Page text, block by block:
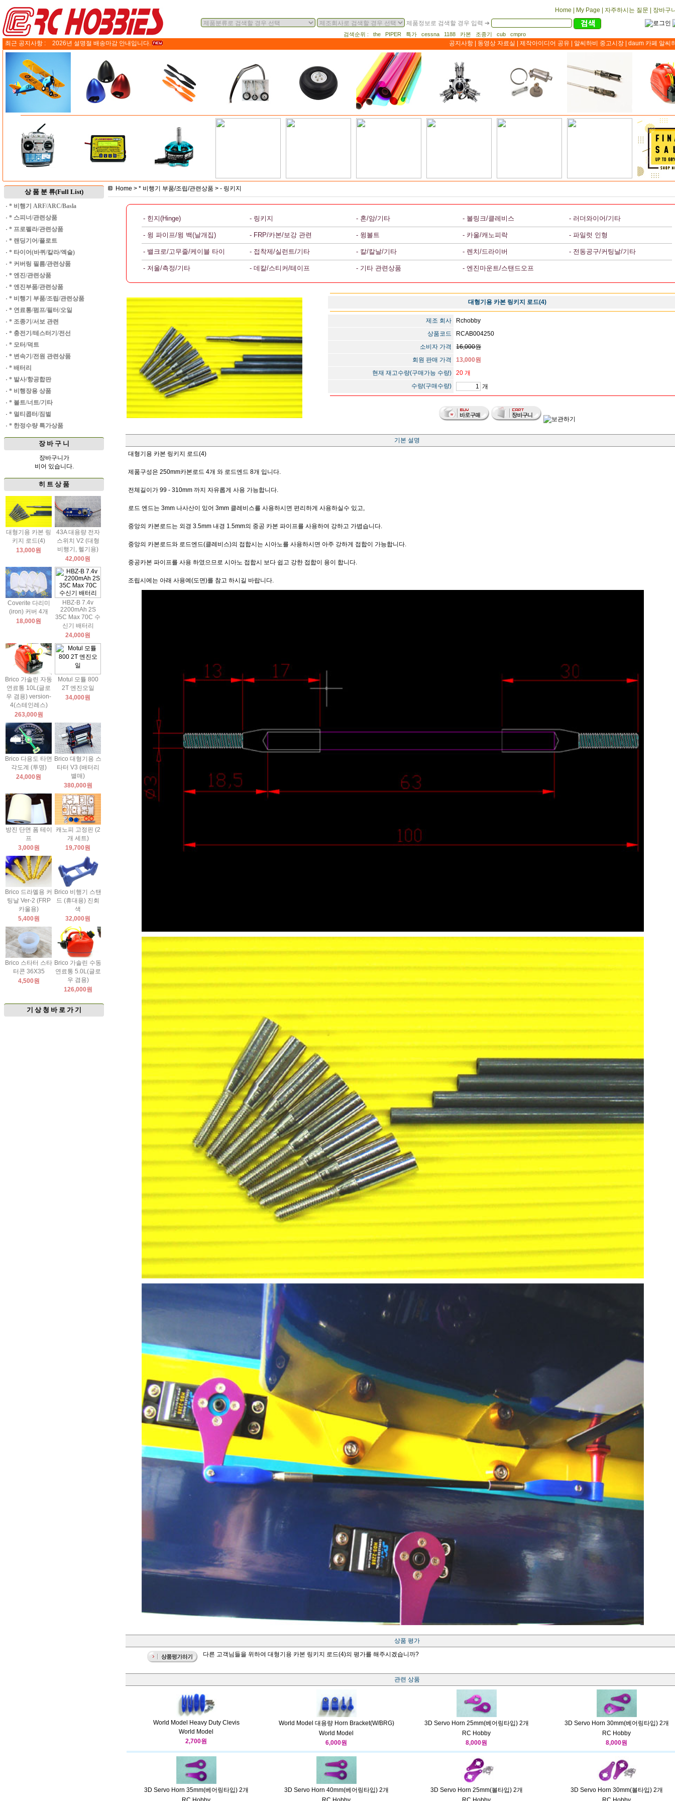
Home My Page 자주하시는 질문
장바구
제품정보로 검색할 경우 입력 ➔
검색순위 : the PIPER 특가 cessna 1188 카본 조종기 cub cmpro
최근 공지사항 : 2026년 설명절 배송마감 안내입니다. 공지사항 동영상 자료실 제작아이디어 공유 알씨하비 중고시장 daum 카페 알씨
상 품 분 류(Full List)
· * 비행기 ARF/ARC/Basla
· * 스피너/관련상품
· * 프로펠라/관련상품
· * 랜딩기어/플로트
· * 타이어(바퀴/칼라/엑슬)
· * 커버링 필름/관련상품
· * 엔진/관련상품
· * 엔진부품/관련상품
· * 비행기 부품/조립/관련상품
· * 연료통/펌프/필터/오일
· * 조종기/서보 관련
· * 충전기/테스터기/전선
· * 모터/덕트
· * 변속기/전원 관련상품
· * 배터리
· * 발사/항공합판
· * 비행장용 상품
· * 볼트/너트/기타
· * 멀티콥터/짐벌
· * 한정수량 특가상품
장 바 구 니
장바구니가
비어 있습니다.
히 트 상 품
대형기용 카본 링
키지 로드(4)
13,000원
43A 대용량 전자
스위치 V2 (대형
비행기, 헬기용)
42,000원
Coverite 다리미
(iron) 커버 4개
18,000원
HBZ-B 7.4v
2200mAh 2S
35C Max 70C 수
신기 배터리
24,000원
Brico 가솔린 자동
연료통 10L(글로
우 겸용) version-
4(스테인레스)
263,000원
Motul 모튤 800
2T 엔진오일
34,000원
Brico 다용도 타면
각도계 (투명)
24,000원
Brico 대형기용 스
타터 V3 (배터리
별매)
380,000원
방진 단면 폼 테이
프
3,000원
캐노피 고정핀 (2
개 세트)
19,700원
Brico 드라멜용 커
팅날 Ver-2 (FRP
카울용)
5,400원
Brico 비행기 스탠
드 (휴대용) 진회
색
32,000원
Brico 스타터 스타
터콘 36X35
4,500원
Brico 가솔린 수동
연료통 5.0L(글로
우 겸용)
126,000원
기 상 청 바 로 가 기
Home > * 비행기 부품/조립/관련상품 > - 링키지
- 힌지(Hinge) - 링키지 - 혼/암/기타 - 볼링크/클레비스 - 러더와이어/기타
- 윙 파이프/윙 백(날개집) - FRP/카본/보강 관련 - 윙볼트 - 카울/캐노피락 - 파일럿 인형
- 밸크로/고무줄/케이블 타이 - 접착제/실런트/기타 - 칼/칼날/기타 - 렌치/드라이버 - 전동공구/커팅날/기타
- 저울/측정/기타 - 데칼/스티커/테이프 - 기타 관련상품 - 엔진마운트/스탠드오프
대형기용 카본 링키지 로드(4)
제조 회사
Rchobby
상품코드
RCAB004250
소비자 가격
16,000원
회원 판매 가격
13,000원
현재 재고수량(구매가능 수량)
20 개
수량(구매수량)
개
기본 설명
대형기용 카본 링키지 로드(4)
제품구성은 250mm카본로드 4개 와 로드엔드 8개 입니다.
전체길이가 99 - 310mm 까지 자유롭게 사용 가능합니다.
로드 엔드는 3mm 나사산이 있어 3mm 클레비스를 사용하시면 편리하게 사용하실수 있고,
중앙의 카본로드는 외경 3.5mm 내경 1.5mm의 중공 카본 파이프를 사용하여 강하고 가볍습니다.
중앙의 카본로드와 로드엔드(클레비스)의 접합시는 시아노를 사용하시면 아주 강하게 접합이 가능합니다.
중공카본 파이프를 사용 하였으므로 시아노 접합시 보다 쉽고 강한 접합이 용이 합니다.
조립시에는 아래 사용예(도면)를 참고 하시길 바랍니다.
상품 평가
다른 고객님들을 위하여 대형기용 카본 링키지 로드(4)의 평가를 해주시겠습니까?
관련 상품
World Model Heavy Duty Clevis
World Model
2,700원
World Model 대용량 Horn Bracket(W/BRG)
World Model
6,000원
3D Servo Horn 25mm(베어링타입) 2개
RC Hobby
8,000원
3D Servo Horn 30mm(베어링타입) 2개
RC Hobby
8,000원
3D Servo Horn 35mm(베어링타입) 2개
3D Servo Horn 40mm(베어링타입) 2개
3D Servo Horn 25mm(볼타입) 2개
3D Servo Horn 30mm(볼타입) 2개